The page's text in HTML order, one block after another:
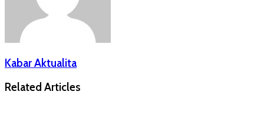
Kabar Aktualita
Related Articles